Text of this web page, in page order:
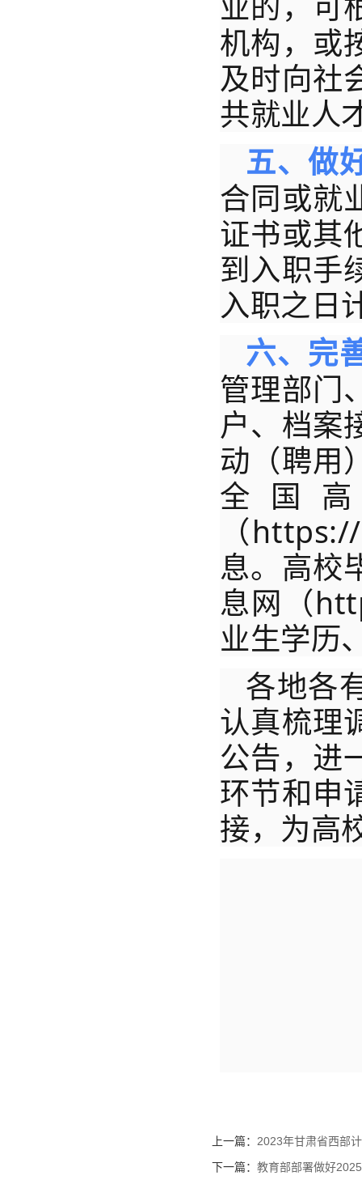
机构，或
及时向社
共就业人
五、做
合同或就
证书或其
到入职手
入职之日
六、完
管理部门
户、档案
动（聘用
全国
（
息。高校
息网（
业生学历
各地各
认真梳理
公告，进
环节和申
接，为高
上一篇： 2023年甘肃省西部
下一篇： 教育部部署做好